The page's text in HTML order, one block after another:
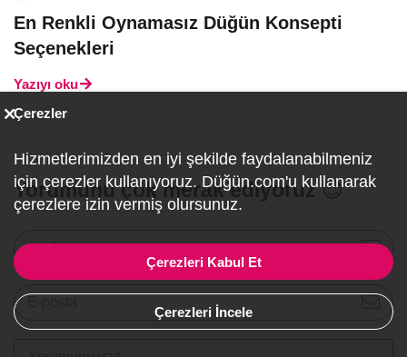
En Renkli Oynamasız Düğün Konsepti
Seçenekleri
Yazıyı oku
Yorumunu çok merak ediyoruz 😍
Ad Soyad
Çerezler
Hizmetlerimizden en iyi şekilde faydalanabilmeniz
için çerezler kullanıyoruz. Düğün.com'u kullanarak
çerezlere izin vermiş olursunuz.
Çerezleri Kabul Et
Çerezleri İncele